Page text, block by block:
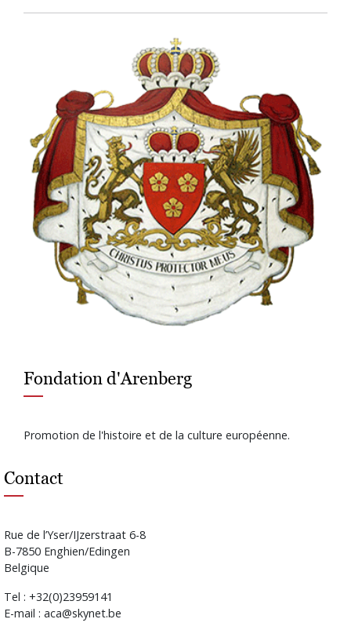
Fondation d'Arenberg
Promotion de l'histoire et de la culture européenne.
Contact
Rue de l’Yser/IJzerstraat 6-8
B-7850 Enghien/Edingen
Belgique
Tel : +32(0)23959141
E-mail : aca@skynet.be